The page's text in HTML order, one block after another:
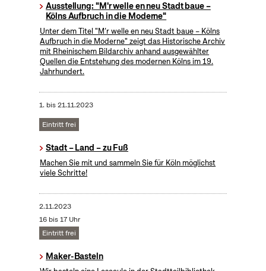
Ausstellung: "M'r welle en neu Stadt baue –
Kölns Aufbruch in die Moderne"
Unter dem Titel "M’r welle en neu Stadt baue – Kölns
Aufbruch in die Moderne" zeigt das Historische Archiv
mit Rheinischem Bildarchiv anhand ausgewählter
Quellen die Entstehung des modernen Kölns im 19.
Jahrhundert.
1. bis21.11.2023
Eintritt frei
Stadt – Land – zu Fuß
Machen Sie mit und sammeln Sie für Köln möglichst
viele Schritte!
2.11.2023
16 bis 17 Uhr
Eintritt frei
Maker-Basteln